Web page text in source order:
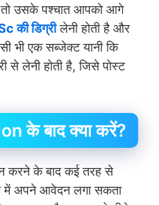
हैं तो उसके पश्चात आपको आगे
की डिग्रीलेनी होती है और
भी एक सब्जेक्ट यानी कि
से लेनी होती है, जिसे पोस्ट
के बाद क्या करें?
करने के बाद कई तरह से
में अपने आवेदन लगा सकता